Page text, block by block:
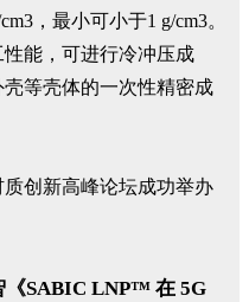
，最小可小于1 g/cm3。
能，可进行冷冲压成
等壳体的一次性精密成
《SABIC LNP™ 在 5G